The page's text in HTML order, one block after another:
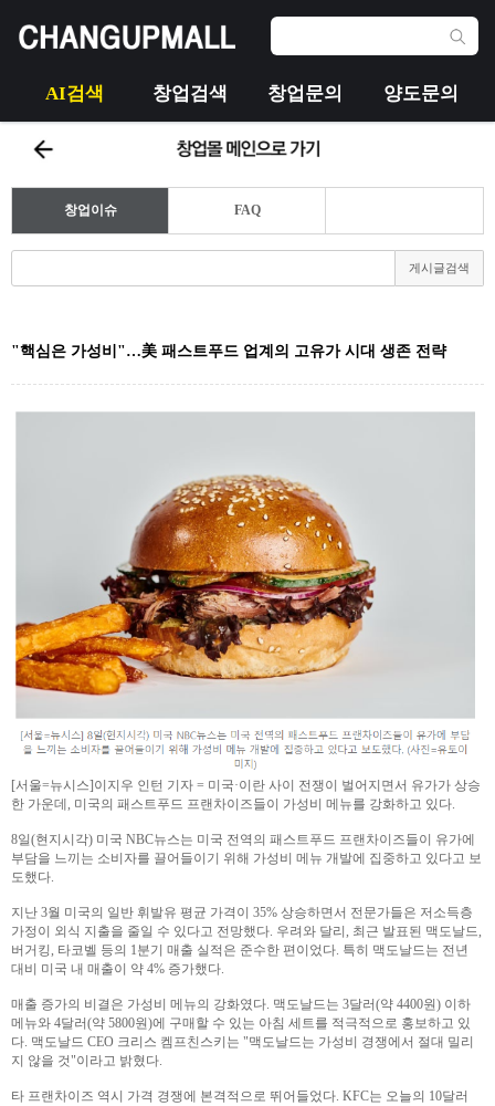
AI검색 창업검색 창업문의 양도문의
창업이슈 FAQ
게시글검색
"핵심은 가성비"…美 패스트푸드 업계의 고유가 시대 생존 전략
[서울=뉴시스]이지우 인턴 기자 = 미국·이란 사이 전쟁이 벌어지면서 유가가 상승
한 가운데, 미국의 패스트푸드 프랜차이즈들이 가성비 메뉴를 강화하고 있다.
8일(현지시각) 미국 NBC뉴스는 미국 전역의 패스트푸드 프랜차이즈들이 유가에
부담을 느끼는 소비자를 끌어들이기 위해 가성비 메뉴 개발에 집중하고 있다고 보
도했다.
지난 3월 미국의 일반 휘발유 평균 가격이 35% 상승하면서 전문가들은 저소득층
가정이 외식 지출을 줄일 수 있다고 전망했다. 우려와 달리, 최근 발표된 맥도날드,
버거킹, 타코벨 등의 1분기 매출 실적은 준수한 편이었다. 특히 맥도날드는 전년
대비 미국 내 매출이 약 4% 증가했다.
매출 증가의 비결은 가성비 메뉴의 강화였다. 맥도날드는 3달러(약 4400원) 이하
메뉴와 4달러(약 5800원)에 구매할 수 있는 아침 세트를 적극적으로 홍보하고 있
다. 맥도날드 CEO 크리스 켐프친스키는 "맥도날드는 가성비 경쟁에서 절대 밀리
지 않을 것"이라고 밝혔다.
타 프랜차이즈 역시 가격 경쟁에 본격적으로 뛰어들었다. KFC는 오늘의 10달러